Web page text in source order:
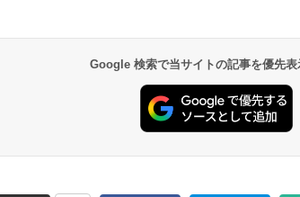
10,450円～
19,541円～
7,950円～
5,758円～
Google 検索で当サイトの記事を優先表